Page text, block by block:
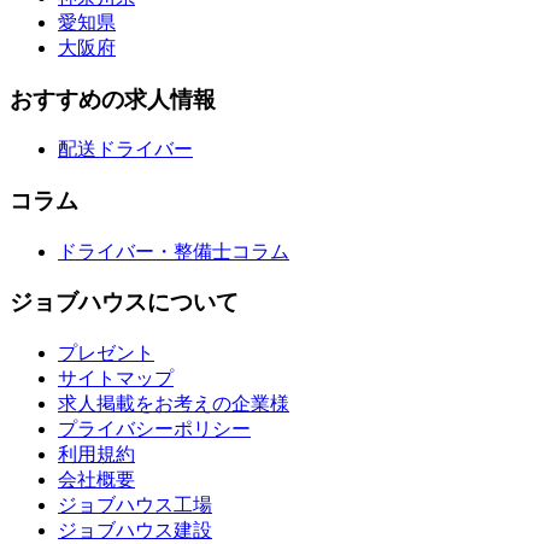
愛知県
大阪府
おすすめの求人情報
配送ドライバー
コラム
ドライバー・整備士コラム
ジョブハウスについて
プレゼント
サイトマップ
求人掲載をお考えの企業様
プライバシーポリシー
利用規約
会社概要
ジョブハウス工場
ジョブハウス建設